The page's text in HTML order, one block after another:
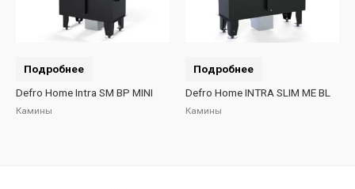
Подробнее
Defro Home Intra SM BP MINI
Камины
Подробнее
Defro Home INTRA SLIM ME BL
Камины